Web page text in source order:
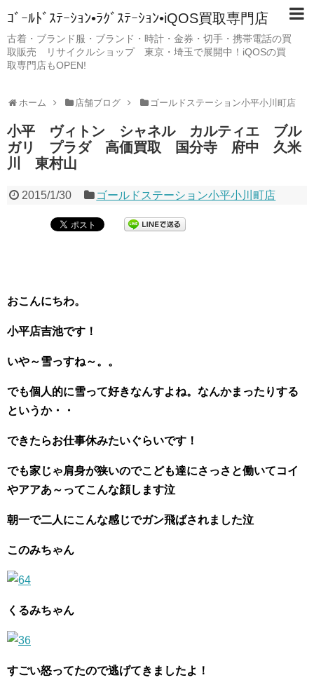
ｺﾞｰﾙﾄﾞｽﾃｰｼｮﾝ•ﾗｸﾞｽﾃｰｼｮﾝ•iQOS買取専門店
古着・ブランド服・ブランド・時計・金券・切手・携帯電話の買
取販売 リサイクルショップ 東京・埼玉で展開中！iQOSの買
取専門店もOPEN!
ホーム 店舗ブログ ゴールドステーション小平小川町店
小平 ヴィトン シャネル カルティエ ブル
ガリ プラダ 高価買取 国分寺 府中 久米
川 東村山
2015/1/30 ゴールドステーション小平小川町店
おこんにちわ。
小平店吉池です！
いや～雪っすね～。。
でも個人的に雪って好きなんすよね。なんかまったりする
というか・・
できたらお仕事休みたいぐらいです！
でも家じゃ肩身が狭いのでこども達にさっさと働いてコイ
やアアあ～ってこんな顔します泣
朝一で二人にこんな感じでガン飛ばされました泣
このみちゃん
くるみちゃん
すごい怒ってたので逃げてきましたよ！